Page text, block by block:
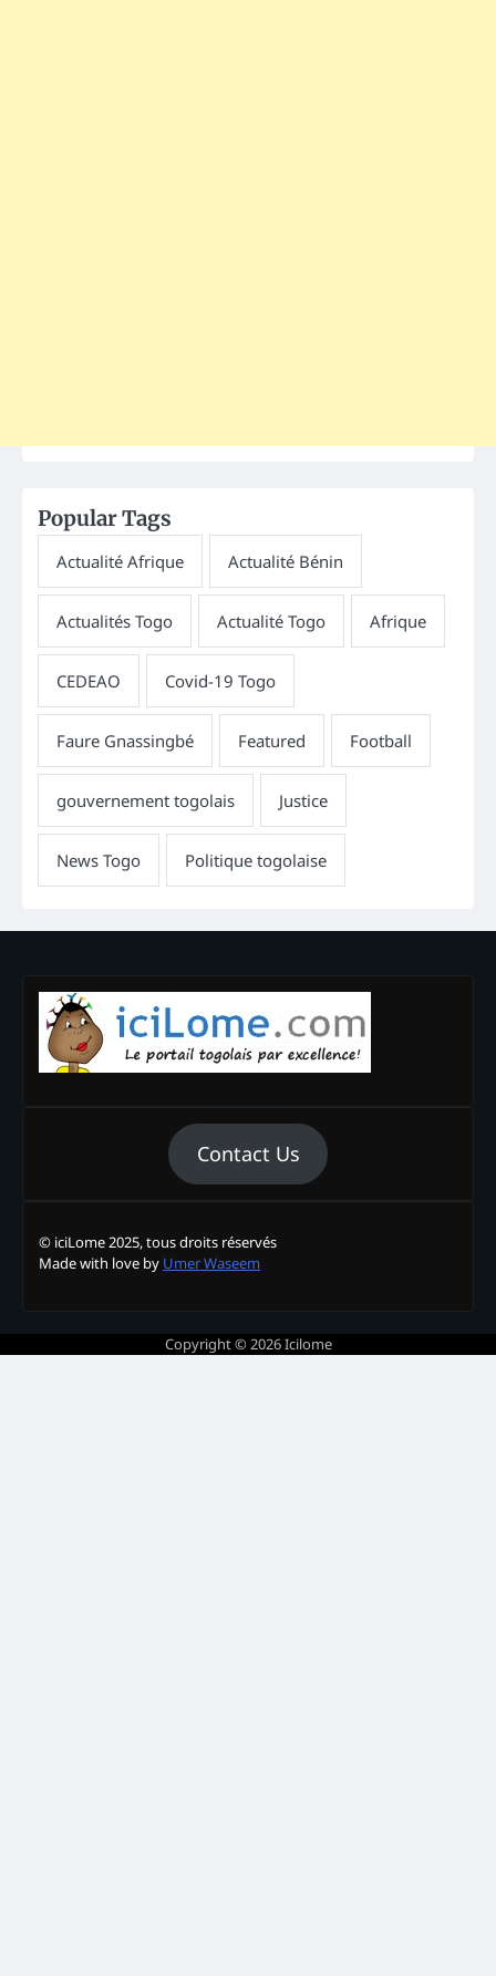
Popular Tags
Contact Us
© iciLome 2025, tous droits réservés
Made with love by Umer Waseem
Copyright © 2026Icilome